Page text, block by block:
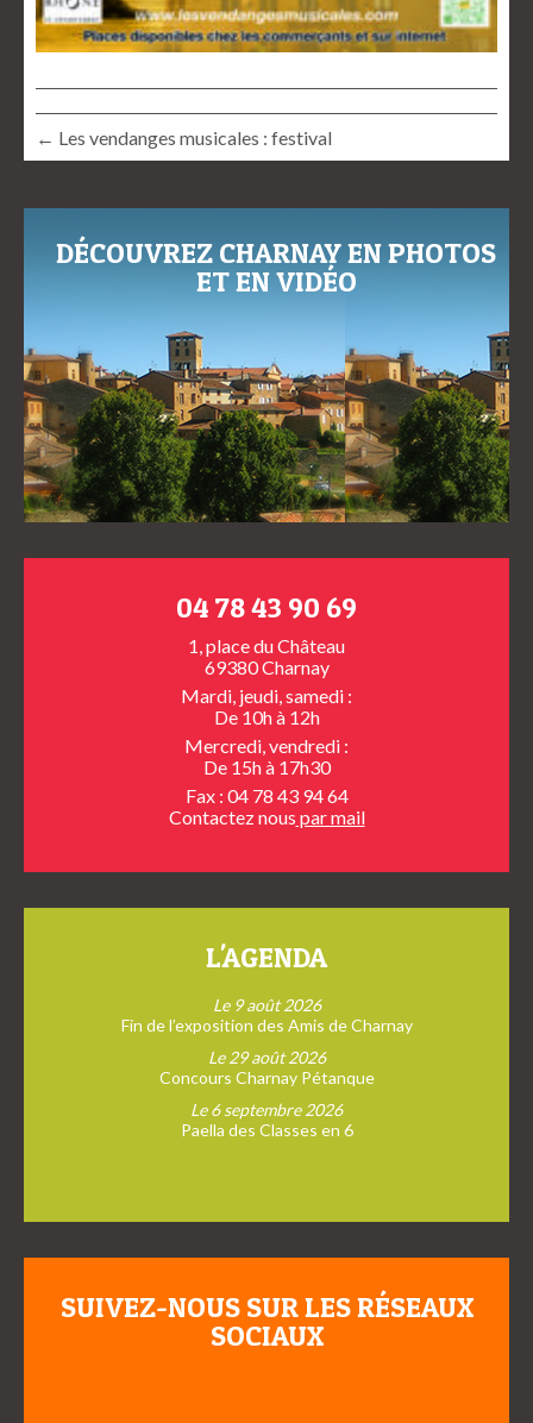
← Les vendanges musicales : festival
DÉCOUVREZ CHARNAY EN PHOTOS
ET EN VIDÉO
04 78 43 90 69
1, place du Château
69380 Charnay
Mardi, jeudi, samedi :
De 10h à 12h
Mercredi, vendredi :
De 15h à 17h30
Fax : 04 78 43 94 64
Contactez nous par mail
L'AGENDA
Le 9 août 2026
Fin de l’exposition des Amis de Charnay
Le 29 août 2026
Concours Charnay Pétanque
Le 6 septembre 2026
Paella des Classes en 6
SUIVEZ-NOUS SUR LES RÉSEAUX
SOCIAUX